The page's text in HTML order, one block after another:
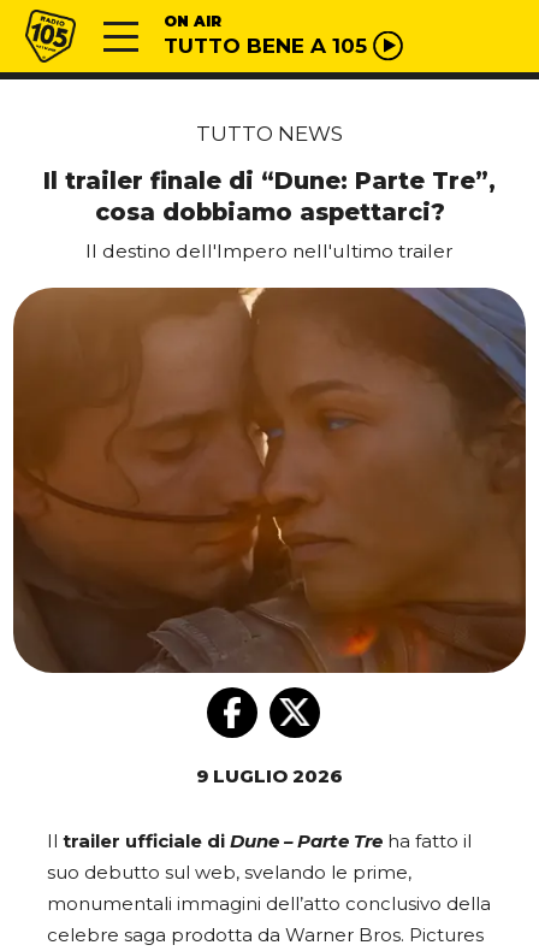
Vai al contenuto
Radio 105 ON AIR
TUTTO BENE A 105
TUTTO NEWS
Il trailer finale di “Dune: Parte Tre”,
cosa dobbiamo aspettarci?
Il destino dell'Impero nell'ultimo trailer
9 LUGLIO 2026
Il trailer ufficiale di Dune – Parte Tre ha fatto il
suo debutto sul web, svelando le prime,
monumentali immagini dell’atto conclusivo della
celebre saga prodotta da Warner Bros. Pictures